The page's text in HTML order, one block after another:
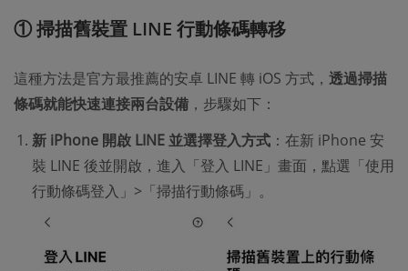
① 掃描舊裝置 LINE 行動條碼轉移
這種方法是官方最推薦的安卓 LINE 轉 iOS 方式， 透過掃描
條碼就能快速連接兩台設備 ，步驟如下：​
新 iPhone 開啟 LINE 並選擇登入方式 ：在新 iPhone 安
裝 LINE 後並開啟，進入「登入 LINE」畫面，點選「使用
行動條碼登入」>「掃描行動條碼」。